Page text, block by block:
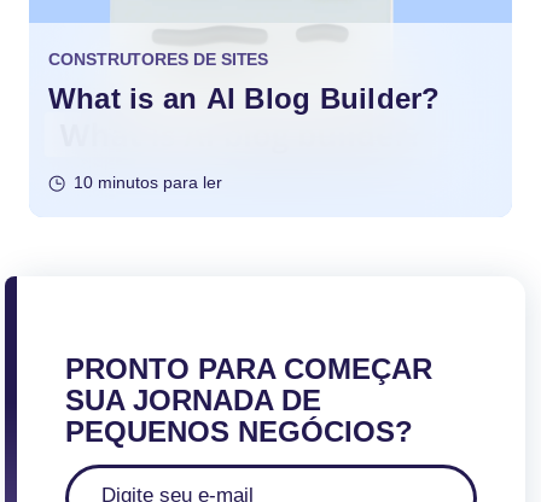
CONSTRUTORES DE SITES
What is an AI Blog Builder?
10 minutos para ler
PRONTO PARA COMEÇAR
SUA JORNADA DE
PEQUENOS NEGÓCIOS?